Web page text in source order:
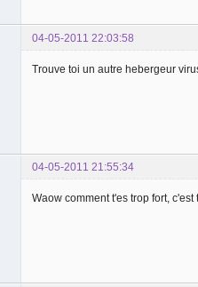
04-05-2011 22:03:58
Trouve toi un autre hebergeur
04-05-2011 21:55:34
Waow comment t'es trop fort,